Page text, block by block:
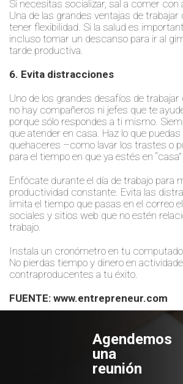
Si necesitas socializar, sal a comer con
Una de las grandes ventajas de trabajar
tener flexibilidad. Si la salud es
incluso tomar un descanso para ir al
tarde productiva.
6. Evita distracciones
Uno de los grandes desafíos de
no hay compañeros ni jefes que te
porque sólo respondes a ti mismo.
que atender en casa. Haz lo que
quehaceres –como lavar los trastes o
para el tiempo en que ya estés en
Enfócate durante el día de trabajo para
productividad constante. Evita las
limita el tiempo que pasas en el correo
sociales y sitios web que no estén
trabajo.
Instala un cronómetro en tu
No pierdas tiempo y dinero en
contraproducentes a tu éxito.
FUENTE: www.entrepreneur.com
Agendemos
una
reunión